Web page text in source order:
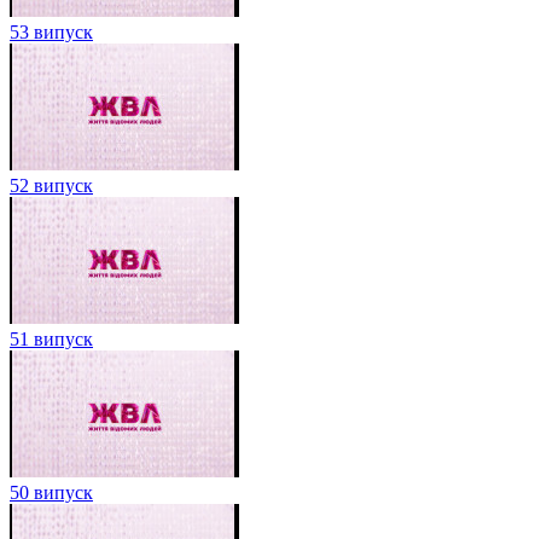
53 випуск
52 випуск
51 випуск
50 випуск